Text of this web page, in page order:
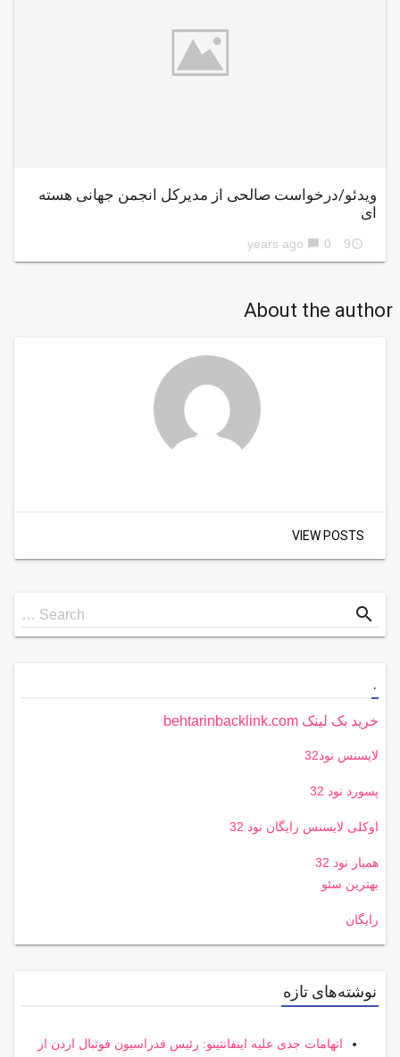
ویدئو/درخواست صالحی از مدیرکل انجمن جهانی هسته
ای
access_time
9 years ago
chat_bubble 0
About the author
VIEW POSTS
Search
for
Search … search
.
خرید بک لینک behtarinbacklink.com
لایسنس نود32
پسورد نود 32
اوکلی لایسنس رایگان نود 32
همیار نود 32
بهترین سئو
رایگان
نوشته‌های تازه
اتهامات جدی علیه اینفانتینو: رئیس فدراسیون فوتبال اردن از